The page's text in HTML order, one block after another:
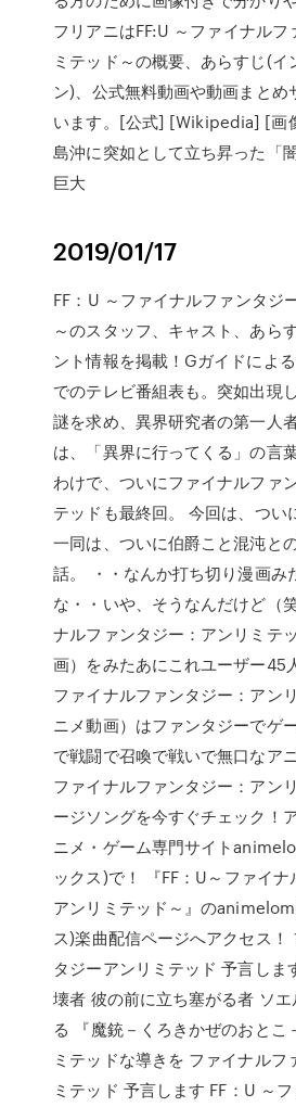
フリアニはFF:U ～ファイナルフ
ミテッド～の概要、あらすじ(イ
ン)、公式無料動画や動画まとめ
います。[公式] [Wikipedia] [画
島沖に突如として立ち昇った「
巨大
2019/01/17
FF：U ～ファイナルファンタジ
～のスタッフ、キャスト、あら
ント情報を掲載！Gガイドによ
でのテレビ番組表も。突如出現
謎を求め、異界研究者の第一人
は、「異界に行ってくる」の言
わけで、ついにファイナルファ
テッドも最終回。 今回は、つい
一同は、ついに伯爵こと混沌と
話。 ・・なんか打ち切り漫画み
な・・いや、そうなんだけど（
ナルファンタジー：アンリミテ
画）をみたあにこれユーザー45
ファイナルファンタジー：アン
ニメ動画）はファンタジーでゲ
で戦闘で召喚で戦いで無口なア
ファイナルファンタジー：アン
ージソングを今すぐチェック！
ニメ・ゲーム専門サイト
ックス)で！ 『FF：U～ファイナ
アンリミテッド～』の
ス)楽曲配信ページへアクセス！
タジーアンリミテッド 予言しま
壊者 彼の前に立ち塞がる者 ソ
る 『魔銃－くろきかぜのおとこ
ミテッドな導きを ファイナルフ
ミテッド 予言します FF：U ～